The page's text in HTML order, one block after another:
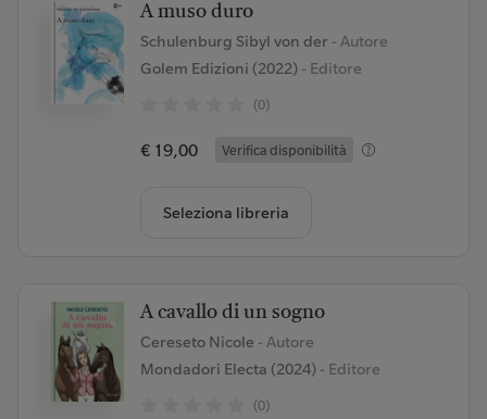
A muso duro
Schulenburg Sibyl von der - Autore
Golem Edizioni (2022)- Editore
(0)
€ 19,00 Verifica disponibilità
Seleziona libreria
A cavallo di un sogno
Cereseto Nicole - Autore
Mondadori Electa (2024)- Editore
(0)